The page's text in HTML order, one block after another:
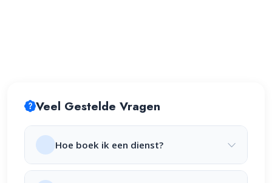
Veel Gestelde Vragen
Hoe boek ik een dienst?